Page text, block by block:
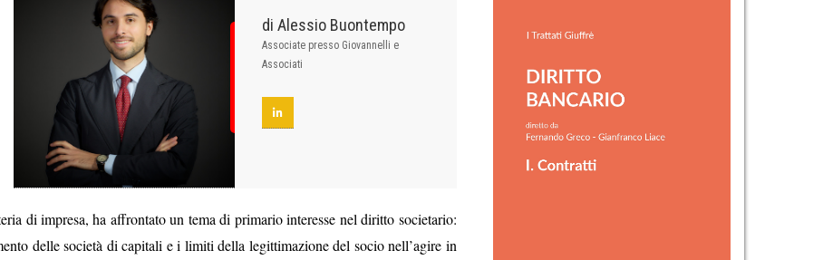
di Alessio Buontempo
Associate presso Giovannelli e
Associati
di impresa, ha affrontato un tema di primario interesse nel diritto societario:
delle società di capitali e i limiti della legittimazione del socio nell’agire in